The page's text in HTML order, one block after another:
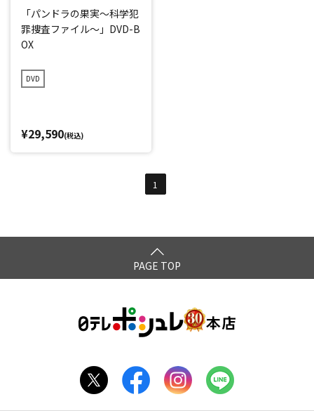
「パンドラの果実～科学犯
罪捜査ファイル～」DVD-B
OX
DVD
¥29,590(税込)
1
PAGE TOP